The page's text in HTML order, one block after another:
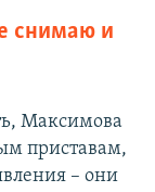
снимаю и
Максимова
приставам,
– они